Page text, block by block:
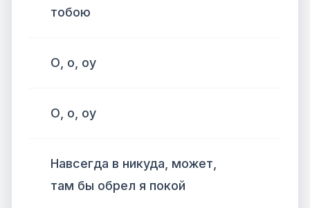
тобою
О, о, оу
О, о, оу
Навсегда в никуда, может,
там бы обрел я покой